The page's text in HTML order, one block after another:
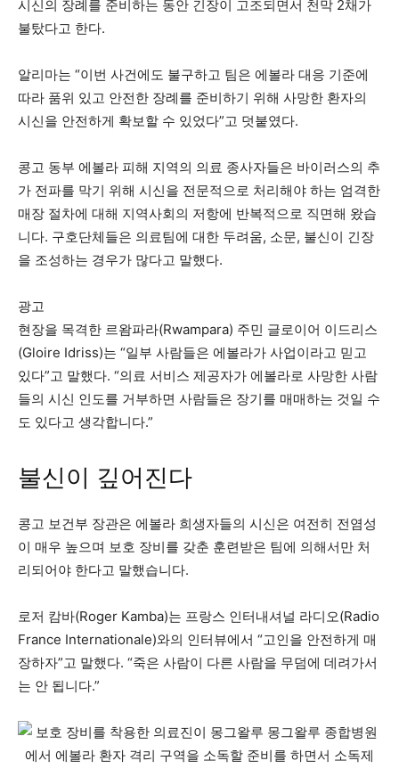
시신의 장례를 준비하는 동안 긴장이 고조되면서 천막 2채가
불탔다고 한다.
알리마는 “이번 사건에도 불구하고 팀은 에볼라 대응 기준에
따라 품위 있고 안전한 장례를 준비하기 위해 사망한 환자의
시신을 안전하게 확보할 수 있었다”고 덧붙였다.
콩고 동부 에볼라 피해 지역의 의료 종사자들은 바이러스의 추
가 전파를 막기 위해 시신을 전문적으로 처리해야 하는 엄격한
매장 절차에 대해 지역사회의 저항에 반복적으로 직면해 왔습
니다. 구호단체들은 의료팀에 대한 두려움, 소문, 불신이 긴장
을 조성하는 경우가 많다고 말했다.
광고
현장을 목격한 르왐파라(Rwampara) 주민 글로이어 이드리스
(Gloire Idriss)는 “일부 사람들은 에볼라가 사업이라고 믿고
있다”고 말했다. “의료 서비스 제공자가 에볼라로 사망한 사람
들의 시신 인도를 거부하면 사람들은 장기를 매매하는 것일 수
도 있다고 생각합니다.”
불신이 깊어진다
콩고 보건부 장관은 에볼라 희생자들의 시신은 여전히 ​​전염성
이 매우 높으며 보호 장비를 갖춘 훈련받은 팀에 의해서만 처
리되어야 한다고 말했습니다.
로저 캄바(Roger Kamba)는 프랑스 인터내셔널 라디오(Radio
France Internationale)와의 인터뷰에서 “고인을 안전하게 매
장하자”고 말했다. “죽은 사람이 다른 사람을 무덤에 데려가서
는 안 됩니다.”